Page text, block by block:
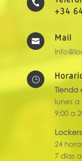

+34
 Mail
}
Tienda
lunes
9:00 a
24
7 días